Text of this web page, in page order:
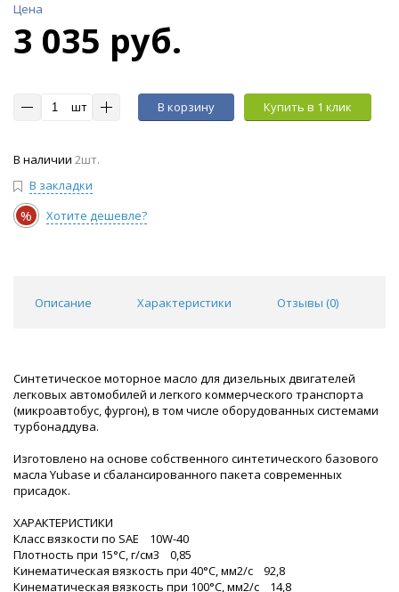
Цена
3 035 руб.
шт В корзину Купить в 1 клик
В наличии 2шт.
В закладки
% Хотите дешевле?
Описание Характеристики Отзывы (0)
Синтетическое моторное масло для дизельных двигателей
легковых автомобилей и легкого коммерческого транспорта
(микроавтобус, фургон), в том числе оборудованных системами
турбонаддува.
Изготовлено на основе собственного синтетического базового
масла Yubase и сбалансированного пакета современных
присадок.
ХАРАКТЕРИСТИКИ
Класс вязкости по SAE 10W-40
Плотность при 15°C, г/см3 0,85
Кинематическая вязкость при 40°С, мм2/с 92,8
Кинематическая вязкость при 100°С, мм2/с 14,8